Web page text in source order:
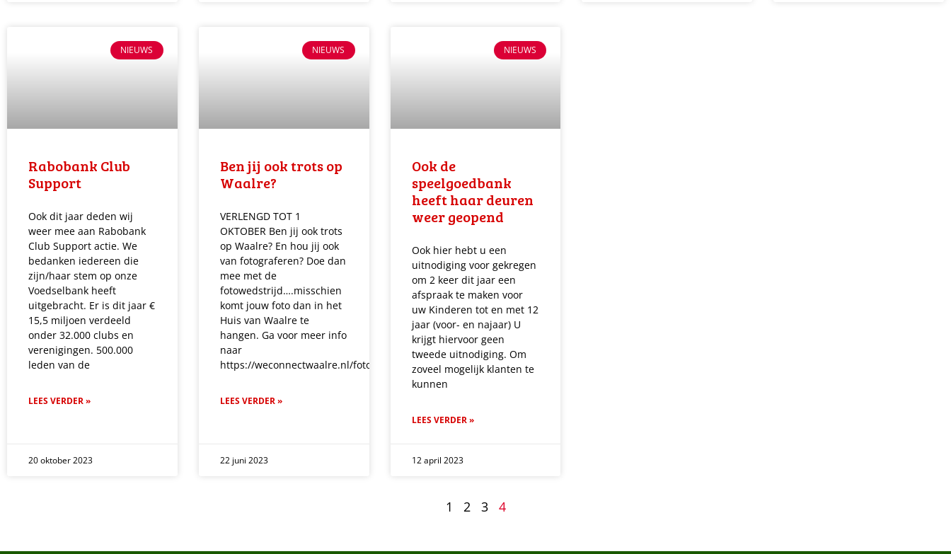
NIEUWS
Rabobank Club
Support
Ook dit jaar deden wij
weer mee aan Rabobank
Club Support actie. We
bedanken iedereen die
zijn/haar stem op onze
Voedselbank heeft
uitgebracht. Er is dit jaar €
15,5 miljoen verdeeld
onder 32.000 clubs en
verenigingen. 500.000
leden van de
LEES VERDER »
20 oktober 2023
NIEUWS
Ben jij ook trots op
Waalre?
VERLENGD TOT 1
OKTOBER Ben jij ook trots
op Waalre? En hou jij ook
van fotograferen? Doe dan
mee met de
fotowedstrijd….misschien
komt jouw foto dan in het
Huis van Waalre te
hangen. Ga voor meer info
naar
https://weconnectwaalre.nl/fotowedstrijd
LEES VERDER »
22 juni 2023
NIEUWS
Ook de
speelgoedbank
heeft haar deuren
weer geopend
Ook hier hebt u een
uitnodiging voor gekregen
om 2 keer dit jaar een
afspraak te maken voor
uw Kinderen tot en met 12
jaar (voor- en najaar) U
krijgt hiervoor geen
tweede uitnodiging. Om
zoveel mogelijk klanten te
kunnen
LEES VERDER »
12 april 2023
1 2 3 4